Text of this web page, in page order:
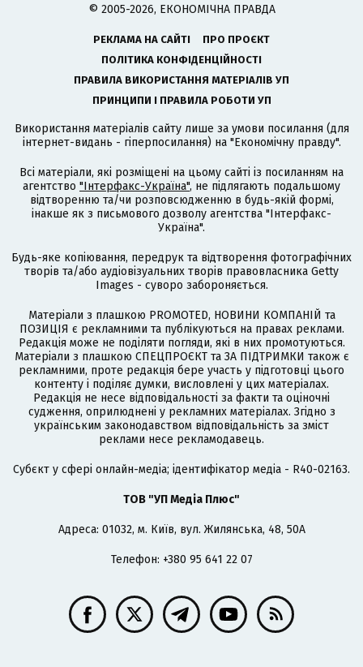
© 2005-2026, ЕКОНОМІЧНА ПРАВДА
РЕКЛАМА НА САЙТІ
ПРО ПРОЄКТ
ПОЛІТИКА КОНФІДЕНЦІЙНОСТІ
ПРАВИЛА ВИКОРИСТАННЯ МАТЕРІАЛІВ УП
ПРИНЦИПИ І ПРАВИЛА РОБОТИ УП
Використання матеріалів сайту лише за умови посилання (для
інтернет-видань - гіперпосилання) на "Економічну правду".
Всі матеріали, які розміщені на цьому сайті із посиланням на
агентство "Інтерфакс-Україна", не підлягають подальшому
відтворенню та/чи розповсюдженню в будь-якій формі,
інакше як з письмового дозволу агентства "Інтерфакс-
Україна".
Будь-яке копіювання, передрук та відтворення фотографічних
творів та/або аудіовізуальних творів правовласника Getty
Images - суворо забороняється.
Матеріали з плашкою PROMOTED, НОВИНИ КОМПАНІЙ та
ПОЗИЦІЯ є рекламними та публікуються на правах реклами.
Редакція може не поділяти погляди, які в них промотуються.
Матеріали з плашкою СПЕЦПРОЄКТ та ЗА ПІДТРИМКИ також є
рекламними, проте редакція бере участь у підготовці цього
контенту і поділяє думки, висловлені у цих матеріалах.
Редакція не несе відповідальності за факти та оціночні
судження, оприлюднені у рекламних матеріалах. Згідно з
українським законодавством відповідальність за зміст
реклами несе рекламодавець.
Cубєкт у сфері онлайн-медіа; ідентифікатор медіа - R40-02163.
ТОВ "УП Медіа Плюс"
Адреса: 01032, м. Київ, вул. Жилянська, 48, 50А
Телефон: +380 95 641 22 07